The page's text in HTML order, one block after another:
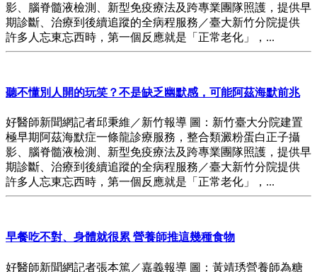
影、腦脊髓液檢測、新型免疫療法及跨專業團隊照護，提供早
期診斷、治療到後續追蹤的全病程服務／臺大新竹分院提供
許多人忘東忘西時，第一個反應就是「正常老化」，...
聽不懂別人開的玩笑？不是缺乏幽默感，可能阿茲海默前兆
好醫師新聞網記者邱秉維／新竹報導 圖：新竹臺大分院建置
極早期阿茲海默症一條龍診療服務，整合類澱粉蛋白正子攝
影、腦脊髓液檢測、新型免疫療法及跨專業團隊照護，提供早
期診斷、治療到後續追蹤的全病程服務／臺大新竹分院提供
許多人忘東忘西時，第一個反應就是「正常老化」，...
早餐吃不對、身體就很累 營養師推這幾種食物
好醫師新聞網記者張本篤／嘉義報導 圖：黃靖琇營養師為糖